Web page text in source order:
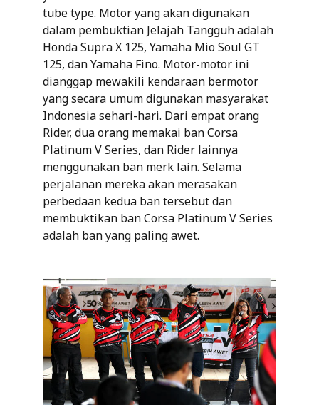
tube type. Motor yang akan digunakan
dalam pembuktian Jelajah Tangguh adalah
Honda Supra X 125, Yamaha Mio Soul GT
125, dan Yamaha Fino. Motor-motor ini
dianggap mewakili kendaraan bermotor
yang secara umum digunakan masyarakat
Indonesia sehari-hari. Dari empat orang
Rider, dua orang memakai ban Corsa
Platinum V Series, dan Rider lainnya
menggunakan ban merk lain. Selama
perjalanan mereka akan merasakan
perbedaan kedua ban tersebut dan
membuktikan ban Corsa Platinum V Series
adalah ban yang paling awet.